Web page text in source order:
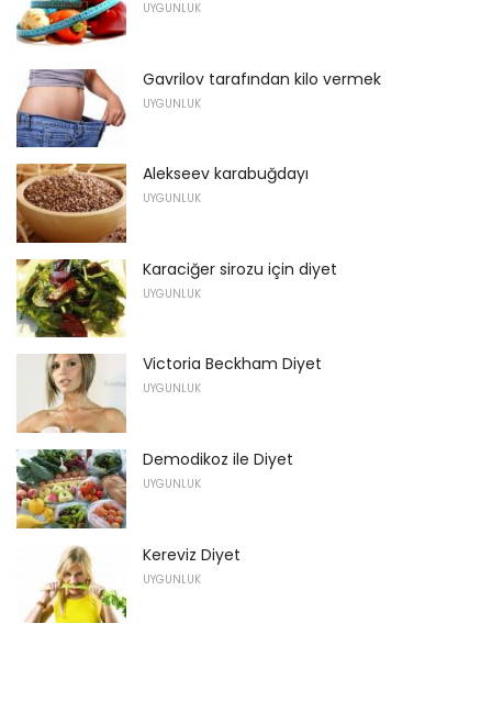
UYGUNLUK
Gavrilov tarafından kilo vermek
UYGUNLUK
Alekseev karabuğdayı
UYGUNLUK
Karaciğer sirozu için diyet
UYGUNLUK
Victoria Beckham Diyet
UYGUNLUK
Demodikoz ile Diyet
UYGUNLUK
Kereviz Diyet
UYGUNLUK